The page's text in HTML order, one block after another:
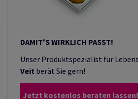
DAMIT'S WIRKLICH PASST!
Unser Produktspezialist für
Veit berät Sie gern!
Jetzt kostenlos beraten lassen!